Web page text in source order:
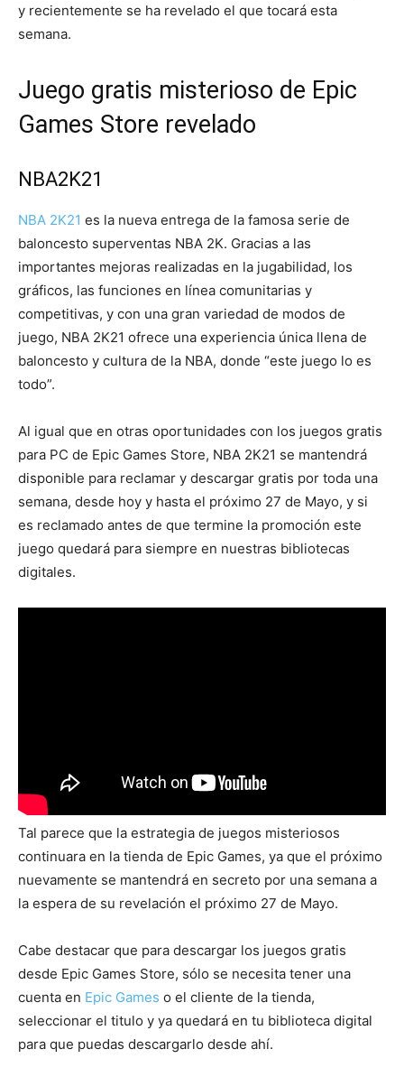
y recientemente se ha revelado el que tocará esta
semana.
Juego gratis misterioso de Epic
Games Store revelado
NBA2K21
NBA 2K21 es la nueva entrega de la famosa serie de
baloncesto superventas NBA 2K. Gracias a las
importantes mejoras realizadas en la jugabilidad, los
gráficos, las funciones en línea comunitarias y
competitivas, y con una gran variedad de modos de
juego, NBA 2K21 ofrece una experiencia única llena de
baloncesto y cultura de la NBA, donde “este juego lo es
todo”.
Al igual que en otras oportunidades con los juegos gratis
para PC de Epic Games Store, NBA 2K21 se mantendrá
disponible para reclamar y descargar gratis por toda una
semana, desde hoy y hasta el próximo 27 de Mayo, y si
es reclamado antes de que termine la promoción este
juego quedará para siempre en nuestras bibliotecas
digitales.
Tal parece que la estrategia de juegos misteriosos
continuara en la tienda de Epic Games, ya que el próximo
nuevamente se mantendrá en secreto por una semana a
la espera de su revelación el próximo 27 de Mayo.
Cabe destacar que para descargar los juegos gratis
desde Epic Games Store, sólo se necesita tener una
cuenta en Epic Games o el cliente de la tienda,
seleccionar el titulo y ya quedará en tu biblioteca digital
para que puedas descargarlo desde ahí.